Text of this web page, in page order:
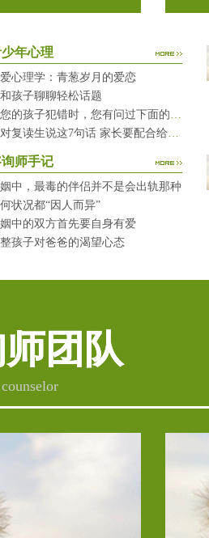
年心理
心理学：青葱岁月的爱恋
孩子聊聊轻松话题
当您的孩子犯错时，您有问过下面的8个问题吗？
别对复读生说这7句话 家长要配合给＂高四＂生解
询师手记
中，最毒的伴侣并不是会出轨那种
状况都“因人而异”
中的双方首先要自身有爱
孩子对爸爸的渴望心态
团队